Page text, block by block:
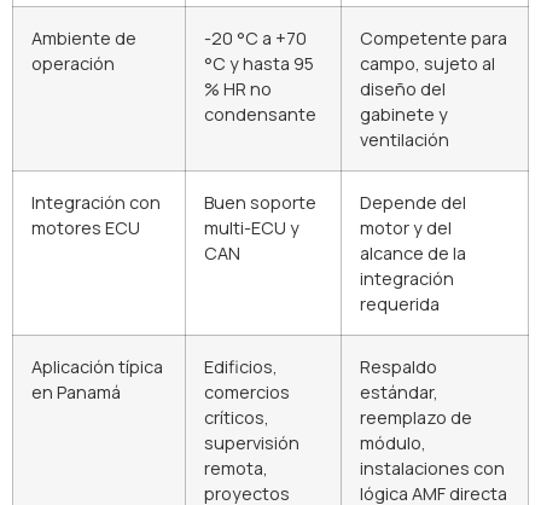
Ambiente de
operación
-20 °C a +70
°C y hasta 95
% HR no
condensante
Competente para
campo, sujeto al
diseño del
gabinete y
ventilación
Integración con
motores ECU
Buen soporte
multi-ECU y
CAN
Depende del
motor y del
alcance de la
integración
requerida
Aplicación típica
en Panamá
Edificios,
comercios
críticos,
supervisión
remota,
proyectos
Respaldo
estándar,
reemplazo de
módulo,
instalaciones con
lógica AMF directa